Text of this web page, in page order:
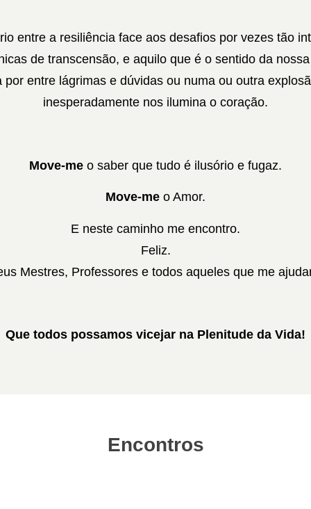
entre a resiliência face aos desafios por vezes tão
de transcensão, e aquilo que é o sentido da
por entre lágrimas e dúvidas ou numa ou outra
inesperadamente nos ilumina o coração.
Move-me o saber que tudo é ilusório e fugaz.
Move-me o Amor.
E neste caminho me encontro.
Feliz.
Mestres, Professores e todos aqueles que me
Que todos possamos vicejar na Plenitude da Vida!
Encontros